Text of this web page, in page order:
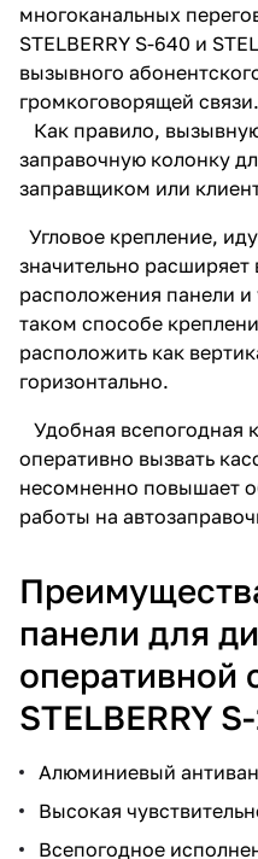
многоканальных
STELBERRY S-640 и
вызывного
громкоговорящей связи.
Как правило,
заправочную колонку
заправщиком или
Угловое крепление,
значительно
расположения панели
таком способе
расположить как
горизонтально.
Удобная всепогодная
оперативно вызвать
несомненно повышает
работы на
панели для
оперативной
STELBERRY
Алюминиевый
Высокая
Всепогодное